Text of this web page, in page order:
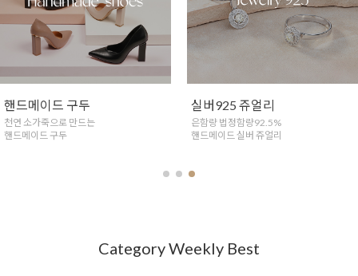
핸드메이드 구두
천연 소가죽으로 만드는
핸드메이드 구두
실버925 쥬얼리
은함량 법정함량92.5%
핸드메이드 실버 쥬얼리
Category Weekly Best